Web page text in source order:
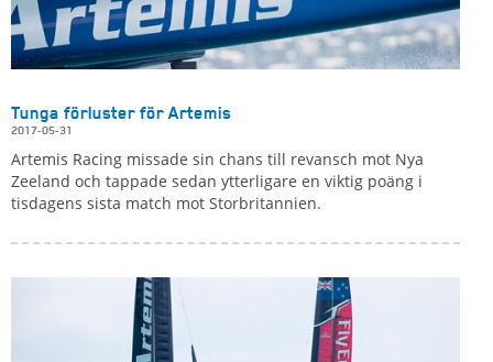
Tunga förluster för Artemis
2017-05-31
Artemis Racing missade sin chans till revansch mot Nya
Zeeland och tappade sedan ytterligare en viktig poäng i
tisdagens sista match mot Storbritannien.